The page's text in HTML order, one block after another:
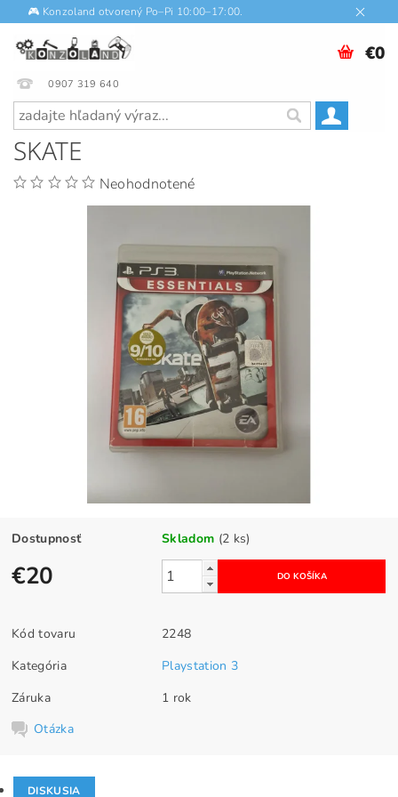
🎮 Konzoland otvorený Po–Pi 10:00–17:00.
0907 319 640
€0
SKATE
Neohodnotené
Dostupnosť Skladom (2 ks)
€20
Kód tovaru
2248
Kategória
Playstation 3
Záruka
1 rok
Otázka
DISKUSIA